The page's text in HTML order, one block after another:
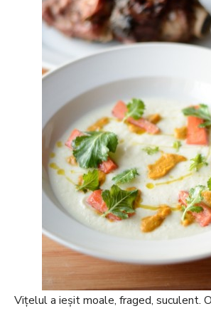
Vițelul a ieșit moale, fraged, suculent.